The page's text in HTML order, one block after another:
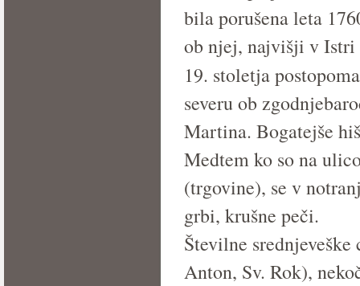
bila porušena leta
ob njej, najvišji v Istri
19. stoletja
severu ob
Martina. Bogatejše
Medtem ko so na
(trgovine), se v
grbi, krušne peči.
Številne
Anton, Sv. Rok),